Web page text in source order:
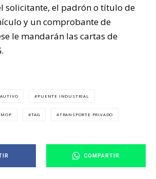
solicitante, el padrón o título de
y un comprobante de
le mandarán las cartas de
PUENTE INDUSTRIAL
TAG TRANSPORTE PRIVADO
COMPARTIR